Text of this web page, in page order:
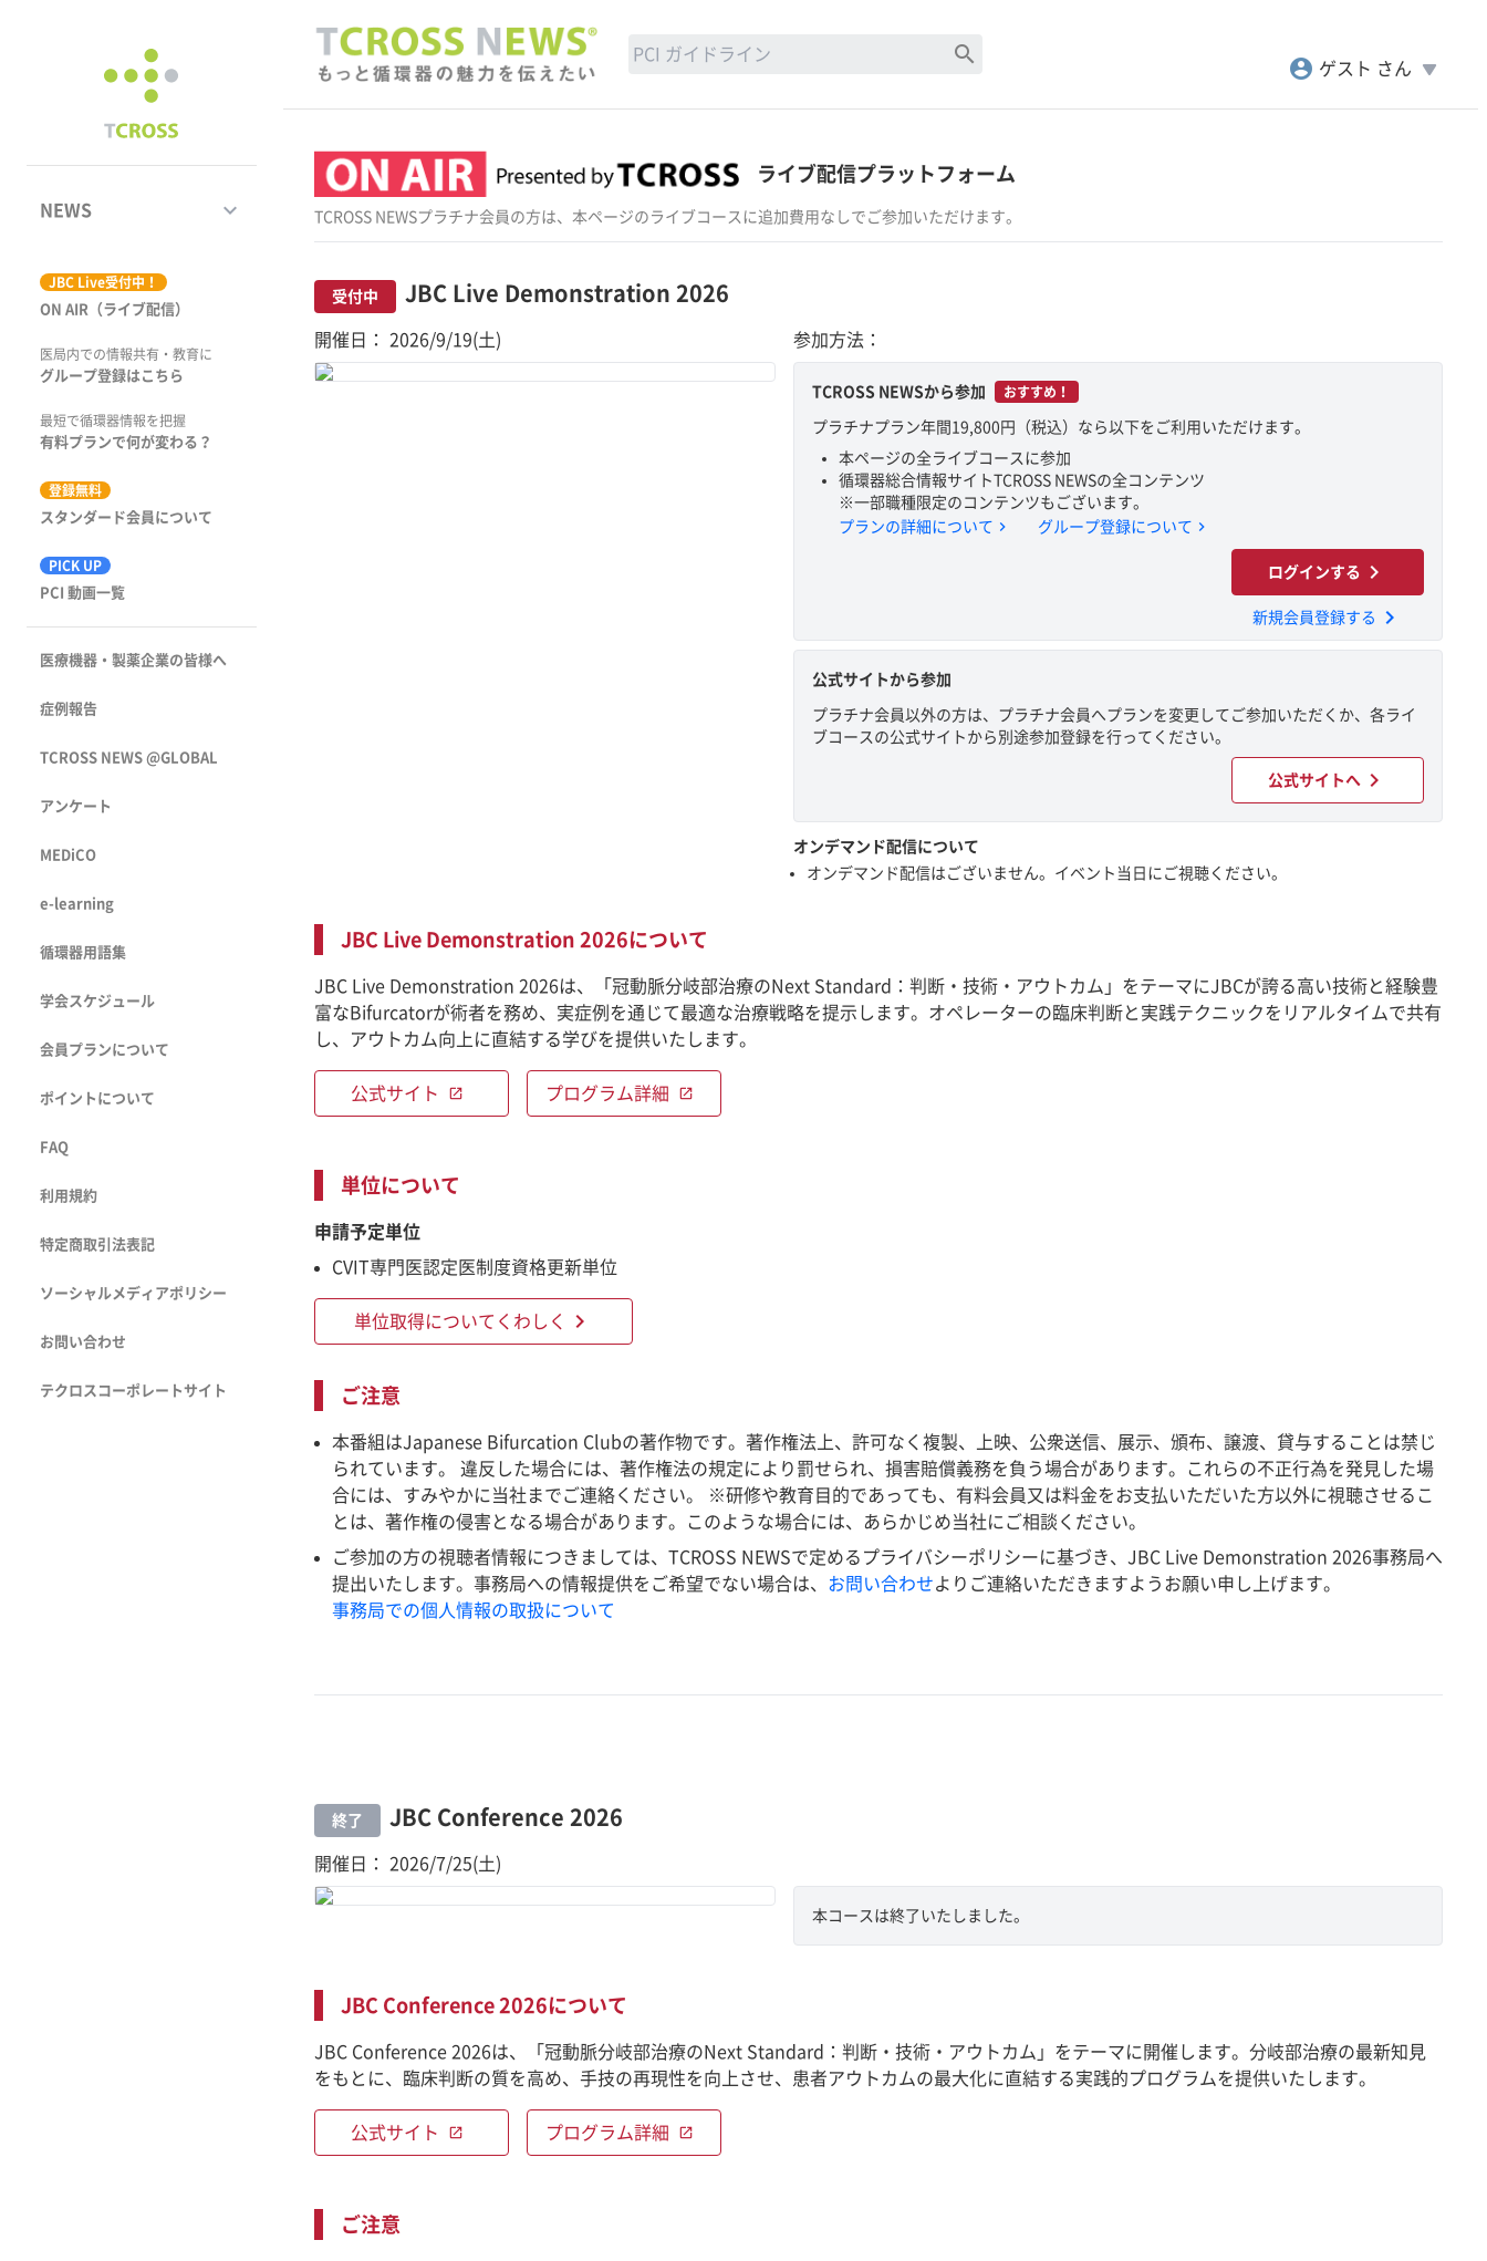
NEWS keyboard_arrow_down
ジャーナル
動画コンテンツ
市場トピックス
JBC Live受付中！
ON AIR（ライブ配信）
医局内での情報共有・教育に
グループ登録はこちら
最短で循環器情報を把握
有料プランで何が変わる？
登録無料
スタンダード会員について
PICK UP
PCI 動画一覧
医療機器・製薬企業の皆様へ
症例報告
TCROSS NEWS @GLOBAL
アンケート
MEDiCO
e-learning
循環器用語集
学会スケジュール
会員プランについて
ポイントについて
FAQ
利用規約
特定商取引法表記
ソーシャルメディアポリシー
お問い合わせ
テクロスコーポレートサイト
search
account_circle ゲスト さん play_arrow
ライブ配信プラットフォーム
TCROSS NEWSプラチナ会員の方は、本ページのライブコースに追加費用なしでご参加いただけます。
受付中 JBC Live Demonstration 2026
開催日： 2026/9/19(土) 参加方法：
TCROSS NEWSから参加 おすすめ！
プラチナプラン年間19,800円（税込）なら以下をご利用いただけます。
本ページの全ライブコースに参加
循環器総合情報サイトTCROSS NEWSの全コンテンツ
※一部職種限定のコンテンツもございます。
プランの詳細について chevron_right グループ登録について chevron_right
ログインする chevron_right
新規会員登録する chevron_right
公式サイトから参加
プラチナ会員以外の方は、プラチナ会員へプランを変更してご参加いただくか、各ライ
ブコースの公式サイトから別途参加登録を行ってください。
公式サイトへ chevron_right
オンデマンド配信について
オンデマンド配信はございません。イベント当日にご視聴ください。
JBC Live Demonstration 2026について
JBC Live Demonstration 2026は、「冠動脈分岐部治療のNext Standard：判断・技術・アウトカム」をテーマにJBCが誇る高い技術と経験豊
富なBifurcatorが術者を務め、実症例を通じて最適な治療戦略を提示します。オペレーターの臨床判断と実践テクニックをリアルタイムで共有
し、アウトカム向上に直結する学びを提供いたします。
公式サイト open_in_new プログラム詳細 open_in_new
単位について
申請予定単位
CVIT専門医認定医制度資格更新単位
単位取得についてくわしく chevron_right
ご注意
本番組はJapanese Bifurcation Clubの著作物です。著作権法上、許可なく複製、上映、公衆送信、展示、頒布、譲渡、貸与することは禁じ
られています。 違反した場合には、著作権法の規定により罰せられ、損害賠償義務を負う場合があります。これらの不正行為を発見した場
合には、すみやかに当社までご連絡ください。 ※研修や教育目的であっても、有料会員又は料金をお支払いただいた方以外に視聴させるこ
とは、著作権の侵害となる場合があります。このような場合には、あらかじめ当社にご相談ください。
ご参加の方の視聴者情報につきましては、TCROSS NEWSで定めるプライバシーポリシーに基づき、JBC Live Demonstration 2026事務局へ
提出いたします。事務局への情報提供をご希望でない場合は、 お問い合わせよりご連絡いただきますようお願い申し上げます。
事務局での個人情報の取扱について
終了 JBC Conference 2026
開催日： 2026/7/25(土)
本コースは終了いたしました。
JBC Conference 2026について
JBC Conference 2026は、「冠動脈分岐部治療のNext Standard：判断・技術・アウトカム」をテーマに開催します。分岐部治療の最新知見
をもとに、臨床判断の質を高め、手技の再現性を向上させ、患者アウトカムの最大化に直結する実践的プログラムを提供いたします。
公式サイト open_in_new プログラム詳細 open_in_new
ご注意